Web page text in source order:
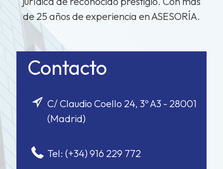
de 25 años de experiencia en ASESORÍA.
Contacto
C/ Claudio Coello 24, 3º A3 - 28001
(Madrid)
Tel: (+34) 916 229 772